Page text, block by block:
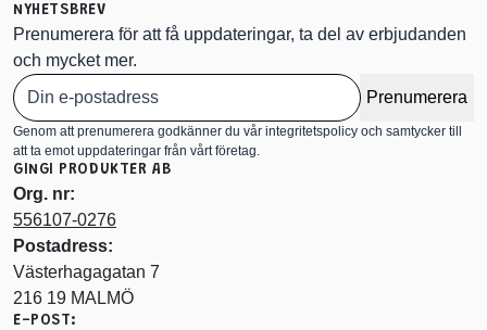
NYHETSBREV
Prenumerera för att få uppdateringar, ta del av erbjudanden
och mycket mer.
Prenumerera
Genom att prenumerera godkänner du vår integritetspolicy och samtycker till
att ta emot uppdateringar från vårt företag.
GINGI PRODUKTER AB
Org. nr:
556107-0276
Postadress:
Västerhagagatan 7
216 19 MALMÖ
E-POST: